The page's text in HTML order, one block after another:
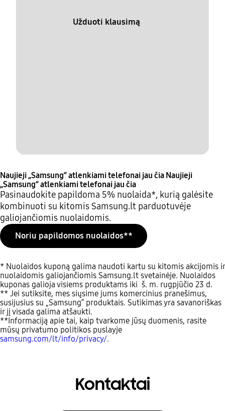
Užduoti klausimą
Naujieji „Samsung“ atlenkiami telefonai jau čia Naujieji
„Samsung“ atlenkiami telefonai jau čia
Pasinaudokite papildoma 5% nuolaida*, kurią galėsite
kombinuoti su kitomis Samsung.lt parduotuvėje
galiojančiomis nuolaidomis.
Noriu papildomos nuolaidos**
* Nuolaidos kuponą galima naudoti kartu su kitomis akcijomis ir
nuolaidomis galiojančiomis Samsung.lt svetainėje. Nuolaidos
kuponas galioja visiems produktams iki š. m. rugpjūčio 23 d.
** Jei sutiksite, mes siųsime jums komercinius pranešimus,
susijusius su „Samsung“ produktais. Sutikimas yra savanoriškas
ir jį visada galima atšaukti.
**Informaciją apie tai, kaip tvarkome jūsų duomenis, rasite
mūsų privatumo politikos puslayje
samsung.com/lt/info/privacy/.
Kontaktai